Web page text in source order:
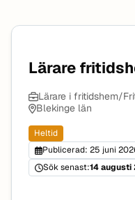
Lärare
Lärare i fritidshem/
Blekinge län
Heltid
Publicerad: 25 juni
Sök senast:14 augusti